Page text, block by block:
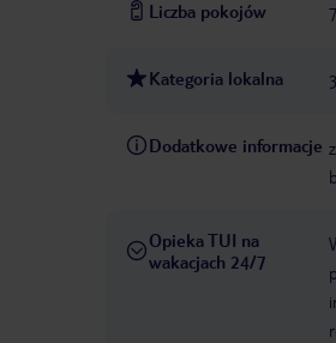
Liczba pokojów
Kategoria lokalna
Dodatkowe informacje
Opieka TUI na
wakacjach 24/7